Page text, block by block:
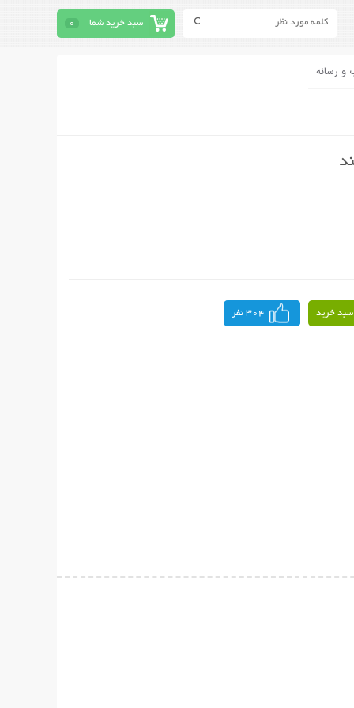
سبد خرید شما 0
و رسانه
خرید 304 نفر